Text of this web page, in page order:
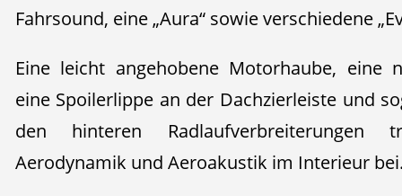
Fahrsound, eine „Aura“ sowie verschiedene
Eine leicht angehobene Motorhaube, eine
eine Spoilerlippe an der Dachzierleiste und
den hinteren Radlaufverbreiterungen
Aerodynamik und Aeroakustik im Interieur